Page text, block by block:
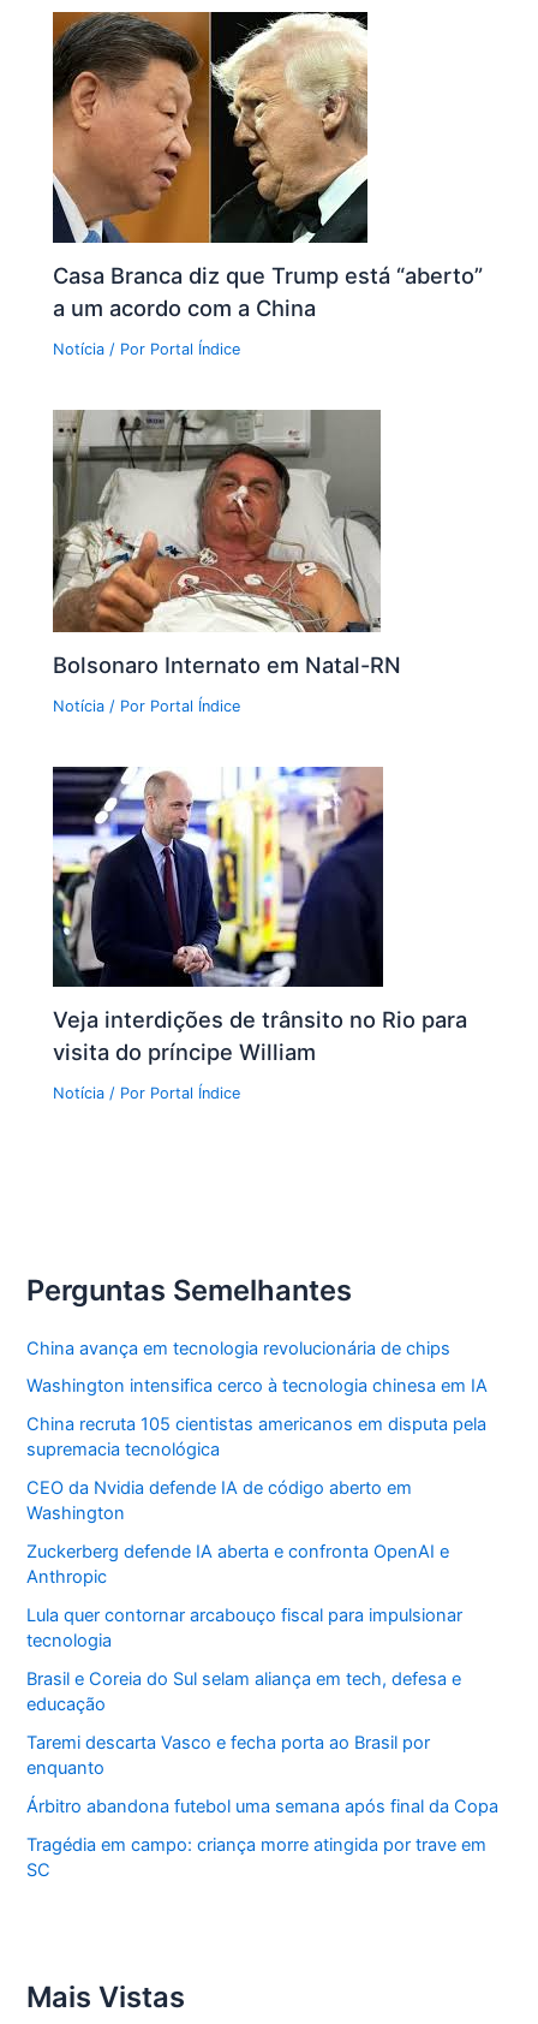
Casa Branca diz que Trump está “aberto”
a um acordo com a China
Notícia / Por Portal Índice
Bolsonaro Internato em Natal-RN
Notícia / Por Portal Índice
Veja interdições de trânsito no Rio para
visita do príncipe William
Notícia / Por Portal Índice
Perguntas Semelhantes
China avança em tecnologia revolucionária de chips
Washington intensifica cerco à tecnologia chinesa em IA
China recruta 105 cientistas americanos em disputa pela
supremacia tecnológica
CEO da Nvidia defende IA de código aberto em
Washington
Zuckerberg defende IA aberta e confronta OpenAI e
Anthropic
Lula quer contornar arcabouço fiscal para impulsionar
tecnologia
Brasil e Coreia do Sul selam aliança em tech, defesa e
educação
Taremi descarta Vasco e fecha porta ao Brasil por
enquanto
Árbitro abandona futebol uma semana após final da Copa
Tragédia em campo: criança morre atingida por trave em
SC
Mais Vistas